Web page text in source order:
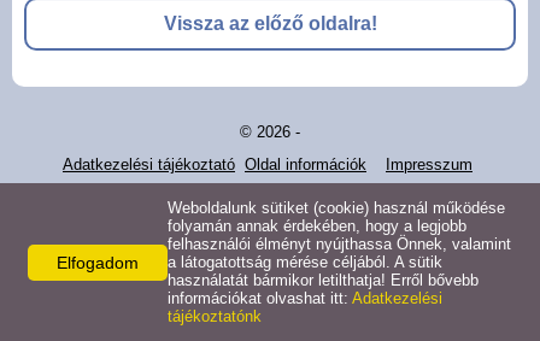
Alsórajk
EFOP-1.5.2-16-2017-00008
Vissza az előző oldalra!
© 2026 -
Adatkezelési tájékoztató Oldal információk Impresszum
Elfogadom
Weboldalunk sütiket (cookie) használ működése
folyamán annak érdekében, hogy a legjobb
felhasználói élményt nyújthassa Önnek, valamint
a látogatottság mérése céljából. A sütik
használatát bármikor letilthatja! Erről bővebb
információkat olvashat itt: Adatkezelési
tájékoztatónk